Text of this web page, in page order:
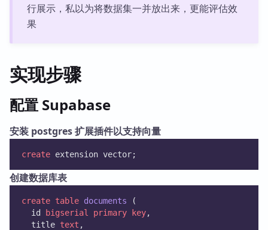
行展示，私以为将数据集一并放出来，更能评估效
果
实现步骤
配置 Supabase
安装 postgres 扩展插件以支持向量
create extension vector;
创建数据库表
create table documents (
  id
bigserial primary key,
  title
text ,